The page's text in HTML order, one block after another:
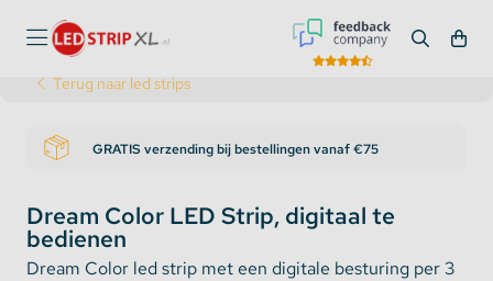
Terug naar led strips
Bezoek onze showroom in Deventer
Dream Color LED Strip, digitaal te
bedienen
Dream Color led strip met een digitale besturing per 3